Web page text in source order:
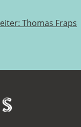
Thomas Fraps